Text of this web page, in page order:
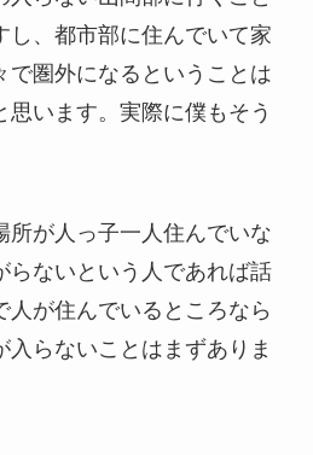
し、都市部に住んでいて家
で圏外になるということは
思います。実際に僕もそう
所が人っ子一人住んでいな
らないという人であれば話
人が住んでいるところなら
入らないことはまずありま